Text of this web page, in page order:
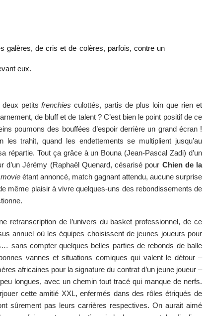
galères, de cris et de colères, parfois, contre un
eux.
deux petits frenchies culottés, partis de plus loin que rien et
de bluff et de talent ? C’est bien le point positif de ce
poumons des bouffées d’espoir derrière un grand écran !
les trahit, quand les endettements se multiplient jusqu’au
répartie. Tout ça grâce à un Bouna (Jean-Pascal Zadi) d’un
d’un Jérémy (Raphaël Quenard, césarisé pour Chien de la
étant annoncé, match gagnant attendu, aucune surprise
même plaisir à vivre quelques-uns des rebondissements de
retranscription de l’univers du basket professionnel, de ce
annuel où les équipes choisissent de jeunes joueurs pour
sans compter quelques belles parties de rebonds de balle
vannes et situations comiques qui valent le détour –
africaines pour la signature du contrat d’un jeune joueur –
longues, avec un chemin tout tracé qui manque de nerfs.
cette amitié XXL, enfermés dans des rôles étriqués de
sûrement pas leurs carrières respectives. On aurait aimé